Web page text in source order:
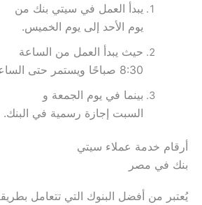
يبدأ العمل في سيتي بنك من
يوم الأحد إلى يوم الخميس.
حيث يبدأ العمل من الساعة
8:30 صباحًا ويستمر حتى الساعة 3 ظهرًا.
بينما في يوم الجمعة و
السبت إجازة رسمية في البنك.
أرقام خدمة عملاء سيتي
بنك في مصر
يُعتبر من أفضل البنوك التي تتعامل